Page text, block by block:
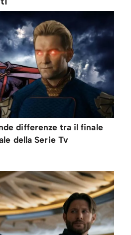
differenze tra il finale
della Serie Tv